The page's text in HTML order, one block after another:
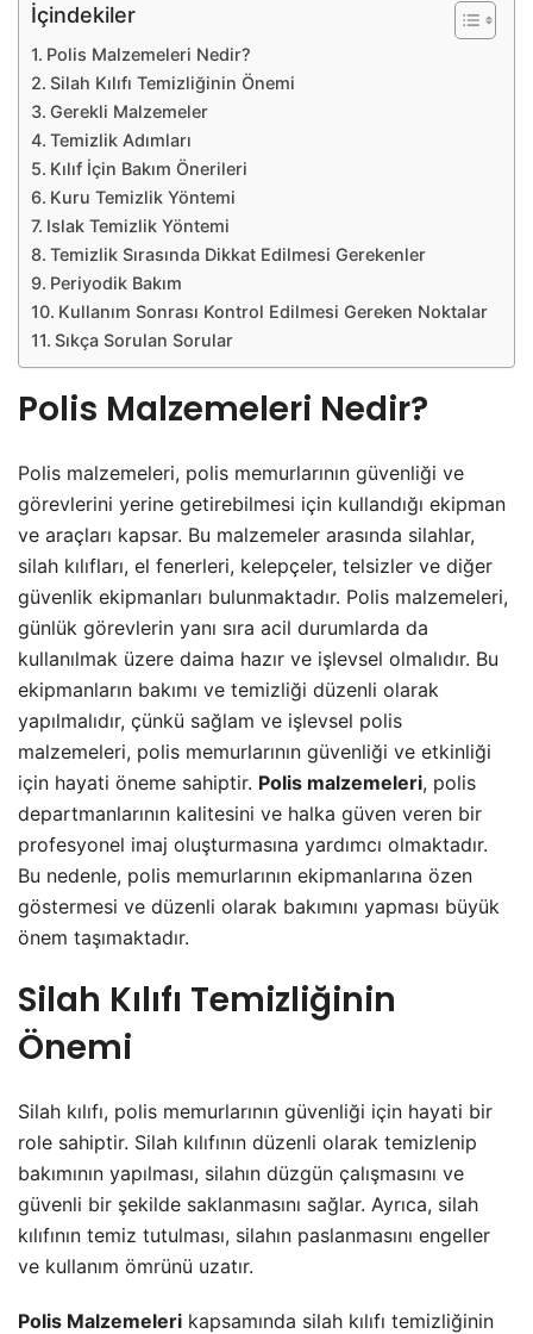
İçindekiler
Polis Malzemeleri Nedir?
Silah Kılıfı Temizliğinin Önemi
Gerekli Malzemeler
Temizlik Adımları
Kılıf İçin Bakım Önerileri
Kuru Temizlik Yöntemi
Islak Temizlik Yöntemi
Temizlik Sırasında Dikkat Edilmesi Gerekenler
Periyodik Bakım
Kullanım Sonrası Kontrol Edilmesi Gereken Noktalar
Sıkça Sorulan Sorular
Polis Malzemeleri Nedir?
Polis malzemeleri, polis memurlarının güvenliği ve
görevlerini yerine getirebilmesi için kullandığı ekipman
ve araçları kapsar. Bu malzemeler arasında silahlar,
silah kılıfları, el fenerleri, kelepçeler, telsizler ve diğer
güvenlik ekipmanları bulunmaktadır. Polis malzemeleri,
günlük görevlerin yanı sıra acil durumlarda da
kullanılmak üzere daima hazır ve işlevsel olmalıdır. Bu
ekipmanların bakımı ve temizliği düzenli olarak
yapılmalıdır, çünkü sağlam ve işlevsel polis
malzemeleri, polis memurlarının güvenliği ve etkinliği
için hayati öneme sahiptir. Polis malzemeleri, polis
departmanlarının kalitesini ve halka güven veren bir
profesyonel imaj oluşturmasına yardımcı olmaktadır.
Bu nedenle, polis memurlarının ekipmanlarına özen
göstermesi ve düzenli olarak bakımını yapması büyük
önem taşımaktadır.
Silah Kılıfı Temizliğinin
Önemi
Silah kılıfı, polis memurlarının güvenliği için hayati bir
role sahiptir. Silah kılıfının düzenli olarak temizlenip
bakımının yapılması, silahın düzgün çalışmasını ve
güvenli bir şekilde saklanmasını sağlar. Ayrıca, silah
kılıfının temiz tutulması, silahın paslanmasını engeller
ve kullanım ömrünü uzatır.
Polis Malzemeleri kapsamında silah kılıfı temizliğinin